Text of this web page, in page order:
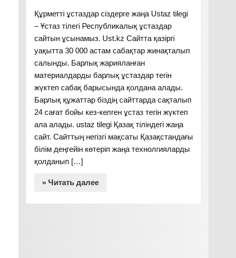
Құрметті ұстаздар сіздерге жаңа Ustaz tilegi
– Ұстаз тілегі Республикалық ұстаздар
сайтын ұсынамыз. Ust.kz Сайтта қазіргі
уақытта 30 000 астам сабақтар жинақталып
салынды. Барлық жарияланған
материалдарды барлық ұстаздар тегін
жүктеп сабақ барысында қолдана алады.
Барлық құжаттар біздің сайттарда сақталып
24 сағат бойы кез-келген ұстаз тегін жүктеп
ала алады. ustaz tilegi Қазақ тіліндегі жаңа
сайт. Сайттың негізгі мақсаты Қазақстандағы
білім деңгейін көтеріп жаңа технолгияларды
қолданып […]
» Читать далее